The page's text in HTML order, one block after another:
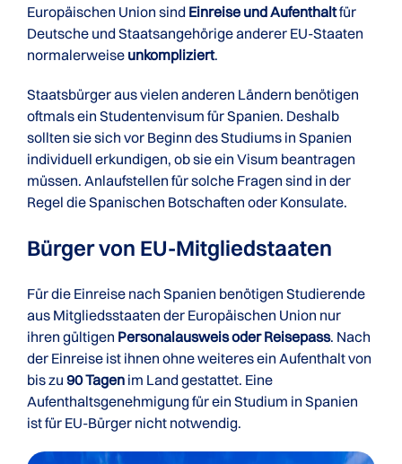
Europäischen Union sind Einreise und Aufenthaltfür
Deutsche und Staatsangehörige anderer EU-Staaten
normalerweise unkompliziert.
Staatsbürger aus vielen anderen Ländern benötigen
oftmals ein Studentenvisum für Spanien. Deshalb
sollten sie sich vor Beginn des Studiums in Spanien
individuell erkundigen, ob sie ein Visum beantragen
müssen. Anlaufstellen für solche Fragen sind in der
Regel die Spanischen Botschaften oder Konsulate.
Bürger von EU-Mitgliedstaaten
Für die Einreise nach Spanien benötigen Studierende
aus Mitgliedsstaaten der Europäischen Union nur
ihren gültigen Personalausweis oder Reisepass. Nach
der Einreise ist ihnen ohne weiteres ein Aufenthalt von
bis zu 90 Tagen im Land gestattet. Eine
Aufenthaltsgenehmigung für ein Studium in Spanien
ist für EU-Bürger nicht notwendig.